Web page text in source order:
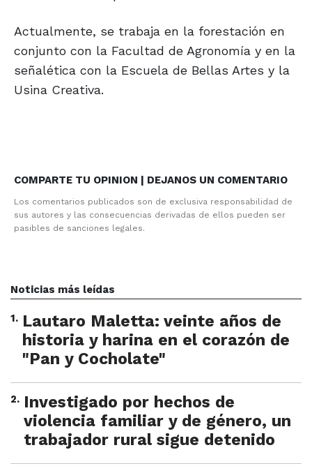
Actualmente, se trabaja en la forestación en
conjunto con la Facultad de Agronomía y en la
señalética con la Escuela de Bellas Artes y la
Usina Creativa.
COMPARTE TU OPINION | DEJANOS UN COMENTARIO
Los comentarios publicados son de exclusiva responsabilidad de
sus autores y las consecuencias derivadas de ellos pueden ser
pasibles de sanciones legales.
Noticias más leídas
1. Lautaro Maletta: veinte años de
historia y harina en el corazón de
"Pan y Cocholate"
2. Investigado por hechos de
violencia familiar y de género, un
trabajador rural sigue detenido